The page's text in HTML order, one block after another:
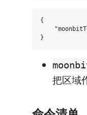
{
把区域